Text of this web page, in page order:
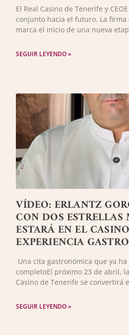
El Real Casino de Tenerife y
conjunto hacia el futuro. La firma
marca el inicio de una nueva
SEGUIR LEYENDO »
VÍDEO: ERLANTZ
CON DOS
ESTARÁ EN EL
EXPERIENCIA
Una cita gastronómica que ya
completoEl próximo 23 de abril,
Casino de Tenerife se convertirá
SEGUIR LEYENDO »